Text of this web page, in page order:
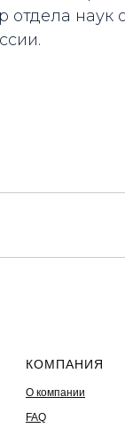
отдела
КОМПАНИЯ
О компании
FAQ